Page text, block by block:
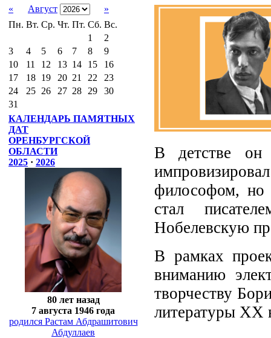
«
Август
»
Пн. Вт. Ср. Чт. Пт. Сб. Вс.
1
2
3
4 5 6 7 8
9
10
11 12 13 14 15
16
17
18 19 20 21 22
23
24
25 26 27 28 29
30
31
КАЛЕНДАРЬ ПАМЯТНЫХ
ДАТ
ОРЕНБУРГСКОЙ
ОБЛАСТИ
2025 · 2026
80 лет назад
7 августа 1946 года
родился Растам Абдрашитович
Абдуллаев
В детстве он
философом, но
стал
Нобелевскую
В рамках
вниманию
творчеству
литературы XX